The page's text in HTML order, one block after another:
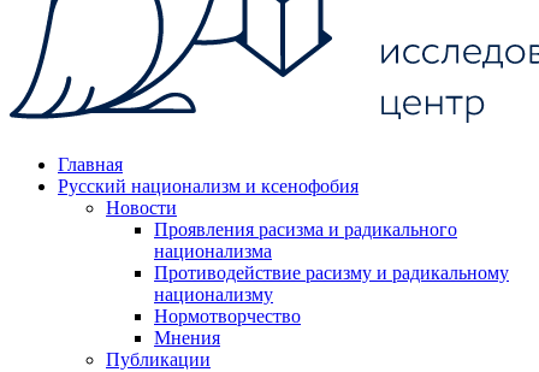
Главная
Русский национализм и ксенофобия
Новости
Проявления расизма и радикального
национализма
Противодействие расизму и радикальному
национализму
Нормотворчество
Мнения
Публикации